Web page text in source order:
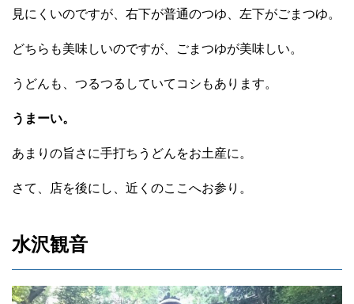
見にくいのですが、右下が普通のつゆ、左下がごまつゆ。
どちらも美味しいのですが、ごまつゆが美味しい。
うどんも、つるつるしていてコシもあります。
うまーい。
あまりの旨さに手打ちうどんをお土産に。
さて、店を後にし、近くのここへお参り。
水沢観音